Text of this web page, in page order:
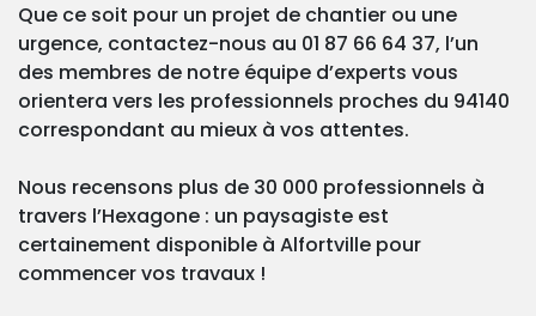
Que ce soit pour un projet de chantier ou une
urgence, contactez-nous au 01 87 66 64 37, l’un
des membres de notre équipe d’experts vous
orientera vers les professionnels proches du 94140
correspondant au mieux à vos attentes.
Nous recensons plus de 30 000 professionnels à
travers l’Hexagone : un paysagiste est
certainement disponible à Alfortville pour
commencer vos travaux !